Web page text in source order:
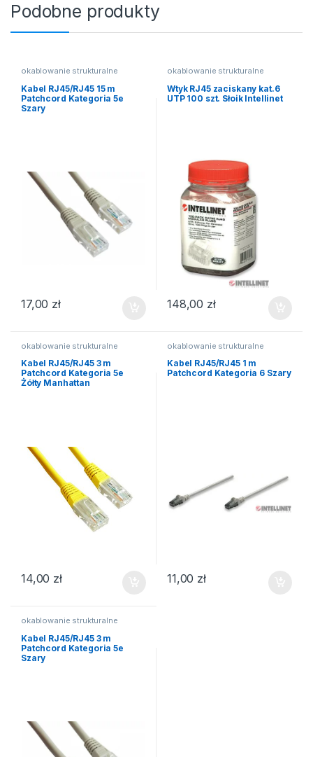
Podobne produkty
okablowanie strukturalne
Kabel RJ45/RJ45 15 m
Patchcord Kategoria 5e
Szary
17,00 zł
okablowanie strukturalne
Wtyk RJ45 zaciskany kat.6
UTP 100 szt. Słoik Intellinet
148,00 zł
okablowanie strukturalne
Kabel RJ45/RJ45 3 m
Patchcord Kategoria 5e
Żółty Manhattan
14,00 zł
okablowanie strukturalne
Kabel RJ45/RJ45 1 m
Patchcord Kategoria 6 Szary
11,00 zł
okablowanie strukturalne
Kabel RJ45/RJ45 3 m
Patchcord Kategoria 5e
Szary